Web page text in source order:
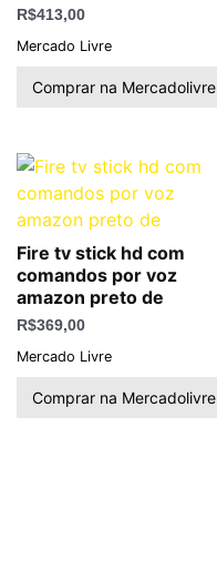
R$413,00
Mercado Livre
Comprar na Mercadolivre
Fire tv stick hd com
comandos por voz
amazon preto de
R$369,00
Mercado Livre
Comprar na Mercadolivre